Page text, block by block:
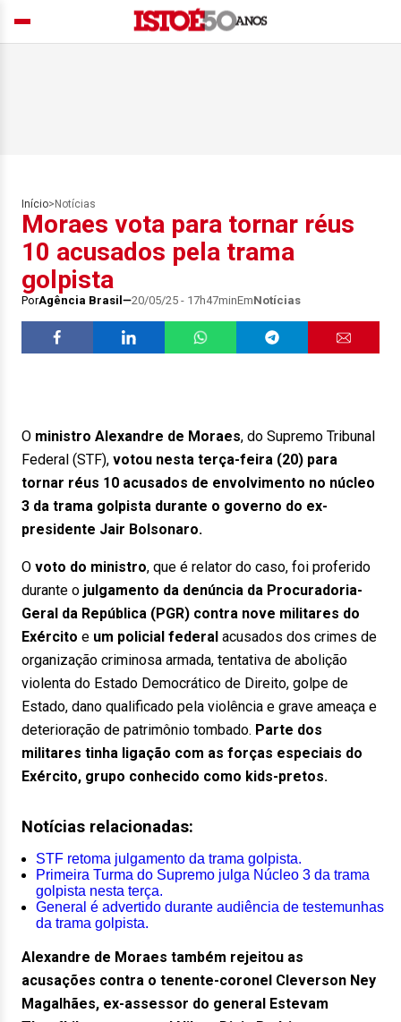
Início> Notícias
Moraes vota para tornar réus
10 acusados pela trama
golpista
PorAgência Brasil 20/05/25 - 17h47minEmNotícias
O ministro Alexandre de Moraes, do Supremo Tribunal
Federal (STF), votou nesta terça-feira (20) para
tornar réus 10 acusados de envolvimento no núcleo
3 da trama golpista durante o governo do ex-
presidente Jair Bolsonaro.
O voto do ministro, que é relator do caso, foi proferido
durante o julgamento da denúncia da Procuradoria-
Geral da República (PGR) contra nove militares do
Exército e um policial federal acusados dos crimes de
organização criminosa armada, tentativa de abolição
violenta do Estado Democrático de Direito, golpe de
Estado, dano qualificado pela violência e grave ameaça e
deterioração de patrimônio tombado. Parte dos
militares tinha ligação com as forças especiais do
Exército, grupo conhecido como kids-pretos.
Notícias relacionadas:
STF retoma julgamento da trama golpista.
Primeira Turma do Supremo julga Núcleo 3 da trama
golpista nesta terça.
General é advertido durante audiência de testemunhas
da trama golpista.
Alexandre de Moraes também rejeitou as
acusações contra o tenente-coronel Cleverson Ney
Magalhães, ex-assessor do general Estevam